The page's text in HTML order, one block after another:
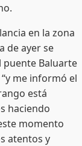
en la zona
de ayer se
puente Baluarte
me informó el
está
haciendo
momento
atentos y